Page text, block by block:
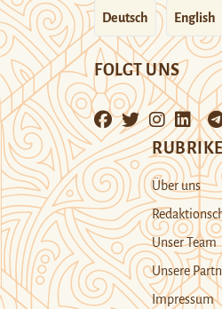
Deutsch English
FOLGT UNS
Über uns
Unser Team
Unsere
Impressum